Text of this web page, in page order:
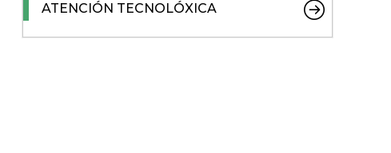
ATENCIÓN TECNOLÓXICA